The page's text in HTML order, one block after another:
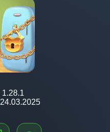
1.28.1
24.03.2025